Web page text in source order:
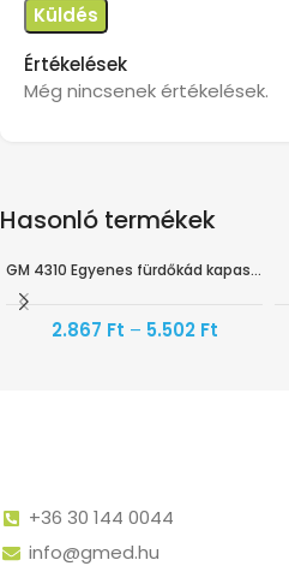
Értékelések
Még nincsenek értékelések.
Hasonló termékek
GM 4310 Egyenes fürdőkád kapaszkodó
2.867 Ft – 5.502 Ft
+36 30 144 0044
info@gmed.hu